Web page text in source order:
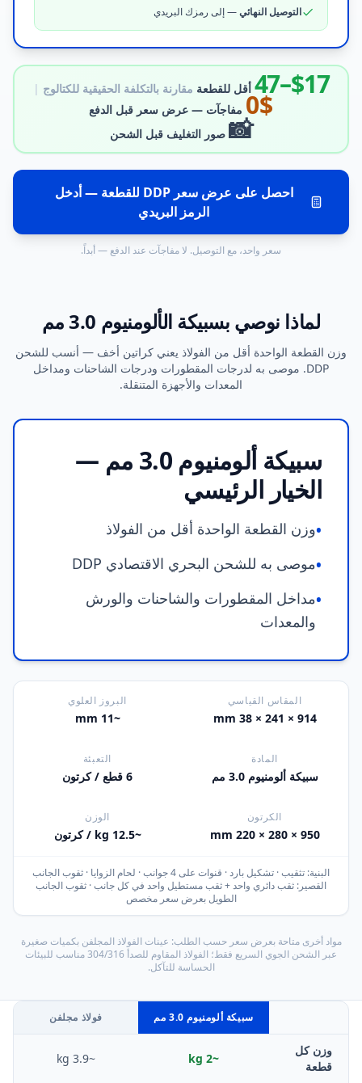
التوصيل النهائي— إلى رمزك البريدي
$17–47 أقل للقطعة مقارنة بالتكلفة الحقيقية للكتالوج | $0 مفاجآت — عرض سعر قبل الدفع
📸 صور التغليف قبل الشحن
احصل على عرض سعر DDP للقطعة — أدخل
الرمز البريدي
سعر واحد، مع التوصيل. لا مفاجآت عند الدفع — أبداً.
لماذا نوصي بسبيكة الألومنيوم 3.0 مم
وزن القطعة الواحدة أقل من الفولاذ يعني كراتين أخف — أنسب للشحن
DDP. موصى به لدرجات المقطورات ودرجات الشاحنات ومداخل
المعدات والأجهزة المتنقلة.
سبيكة ألومنيوم 3.0 مم —
الخيار الرئيسي
•وزن القطعة الواحدة أقل من الفولاذ
•موصى به للشحن البحري الاقتصادي DDP
•مداخل المقطورات والشاحنات والورش
والمعدات
المقاس القياسي
914 × 241 × 38 mm
البروز العلوي
~11 mm
المادة
سبيكة ألومنيوم 3.0 مم
التعبئة
6 قطع / كرتون
الكرتون
950 × 280 × 220 mm
الوزن
~12.5 kg / كرتون
البنية: تثقيب · تشكيل بارد · قنوات على 4 جوانب · لحام الزوايا · ثقوب الجانب
القصير: ثقب دائري واحد + ثقب مستطيل واحد في كل جانب · ثقوب الجانب
الطويل بعرض سعر مخصص
مواد أخرى متاحة بعرض سعر حسب الطلب: عينات الفولاذ المجلفن بكميات صغيرة
عبر الشحن الجوي السريع فقط؛ الفولاذ المقاوم للصدأ 304/316 مناسب للبيئات
الحساسة للتآكل.
سبيكة ألومنيوم 3.0 مم فولاذ مجلفن
وزن كل
قطعة
~2 kg
~3.9 kg